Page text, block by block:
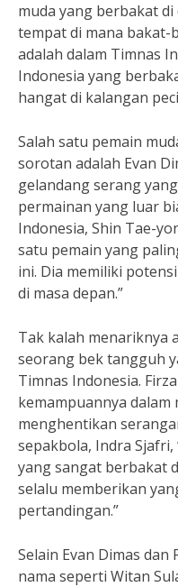
muda yang berbakat
tempat di mana
adalah dalam Timnas
Indonesia yang
hangat di kalangan
Salah satu pemain
sorotan adalah Evan
gelandang serang
permainan yang luar
Indonesia, Shin Tae-
satu pemain yang
ini. Dia memiliki
di masa depan.”
Tak kalah menariknya
seorang bek tangguh
Timnas Indonesia.
kemampuannya dalam
menghentikan
sepakbola, Indra Sjafri,
yang sangat berbakat
selalu memberikan
pertandingan.”
Selain Evan Dimas dan
nama seperti Witan